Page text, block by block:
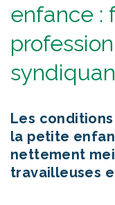
enfance :
Les
la petite
nettement
travailleuses